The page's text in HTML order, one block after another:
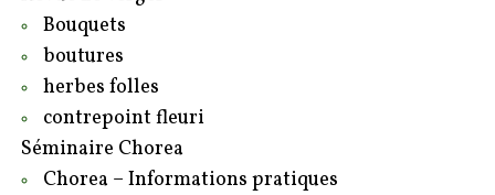
Bouquets
boutures
herbes folles
contrepoint fleuri
Séminaire Chorea
Chorea – Informations pratiques